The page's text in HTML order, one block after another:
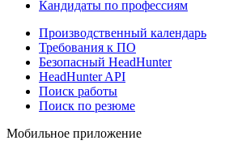
Кандидаты по профессиям
Производственный календарь
Требования к ПО
Безопасный HeadHunter
HeadHunter API
Поиск работы
Поиск по резюме
Мобильное приложение